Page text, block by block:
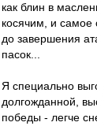
как блин в
косячим, и самое
до завершения
пасок...
Я специально
долгожданной,
победы - легче